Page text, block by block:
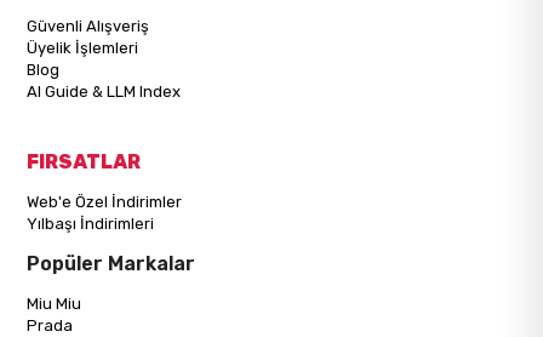
Güvenli Alışveriş
Üyelik İşlemleri
Blog
AI Guide & LLM Index
FIRSATLAR
Web'e Özel İndirimler
Yılbaşı İndirimleri
Popüler Markalar
Miu Miu
Prada